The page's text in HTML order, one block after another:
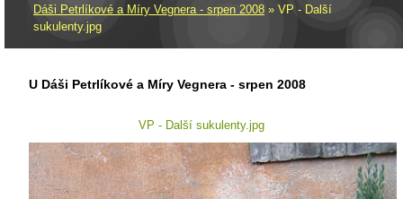
Dáši Petrlíkové a Míry Vegnera - srpen 2008 » VP - Další
sukulenty.jpg
U Dáši Petrlíkové a Míry Vegnera - srpen 2008
VP - Další sukulenty.jpg